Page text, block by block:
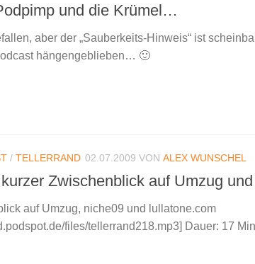
und die Krümel…
aber der „Sauberkeits-Hinweis“ ist
hängengeblieben… 🙂
/ TELLERRAND 02.07.2009 VON ALEX WUNSCHEL
Zwischenblick auf Umzug
auf Umzug, niche09 und lullatone.com
files/tellerrand218.mp3] Dauer: 17